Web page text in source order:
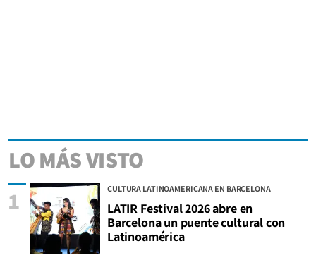
LO MÁS VISTO
CULTURA LATINOAMERICANA EN BARCELONA
LATIR Festival 2026 abre en
Barcelona un puente cultural con
Latinoamérica
1